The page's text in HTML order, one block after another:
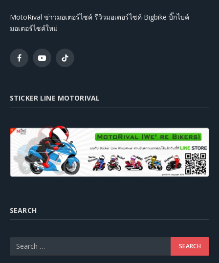
MotoRival ข่าวมอเตอร์ไซค์ รีวิวมอเตอร์ไซค์ Bigbike บิ๊กไบค์
มอเตอร์ไซค์ใหม่
FacebookYouTubeTikTok
STICKER LINE MOTORIVAL
SEARCH